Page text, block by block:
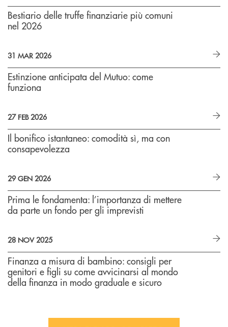
Bestiario delle truffe finanziarie più comuni
nel 2026
31 MAR 2026
Estinzione anticipata del Mutuo: come
funziona
27 FEB 2026
Il bonifico istantaneo: comodità sì, ma con
consapevolezza
29 GEN 2026
Prima le fondamenta: l’importanza di mettere
da parte un fondo per gli imprevisti
28 NOV 2025
Finanza a misura di bambino: consigli per
genitori e figli su come avvicinarsi al mondo
della finanza in modo graduale e sicuro